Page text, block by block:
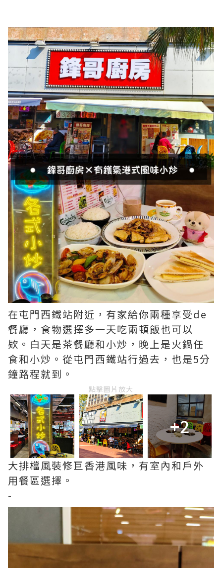
在屯門西鐵站附近，有家給你兩種享受de
餐廳，食物選擇多一天吃兩頓飯也可以
欵。白天是茶餐廳和小炒，晚上是火鍋任
食和小炒。從屯門西鐵站行過去，也是5分
鐘路程就到。
點擊圖片放大
+2
大排檔風裝修巨香港風味，有室內和戶外
用餐區選擇。
-